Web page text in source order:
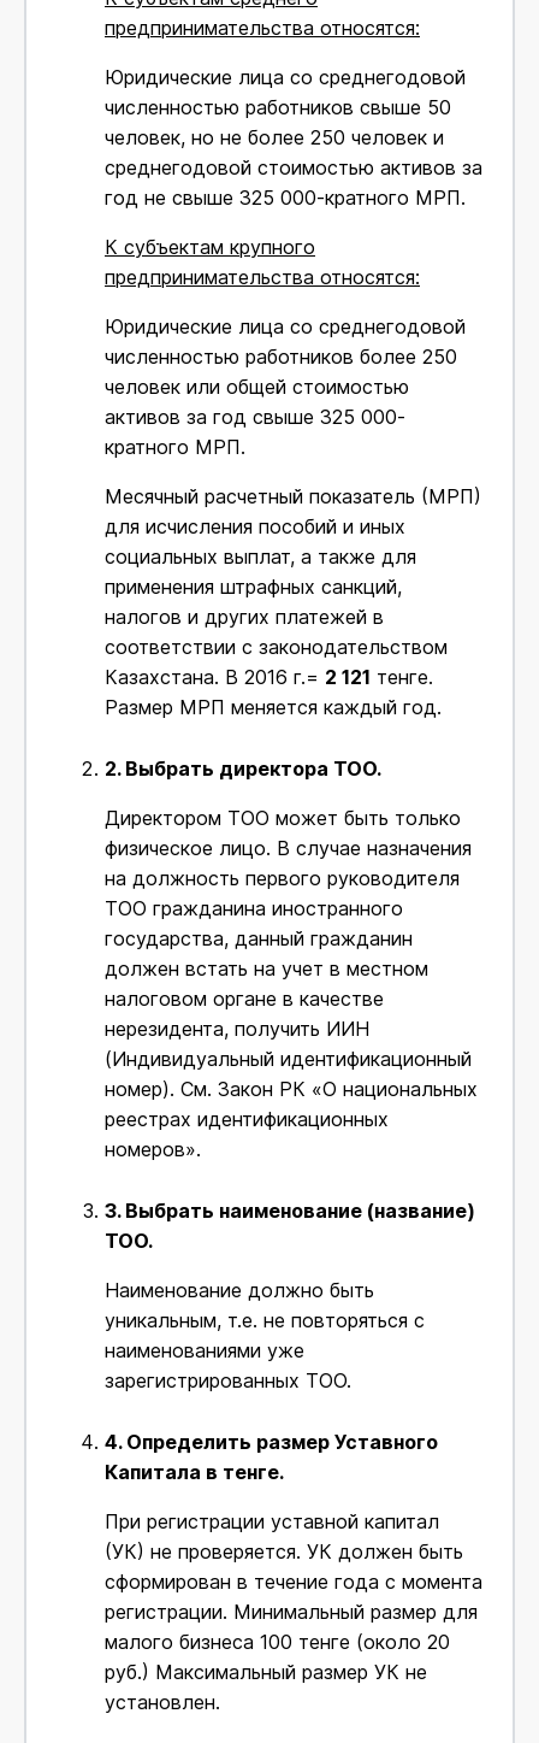
предпринимательства относятся:
Юридические лица со среднегодовой
численностью работников свыше 50
человек, но не более 250 человек и
среднегодовой стоимостью активов за
год не свыше 325 000-кратного МРП.
К субъектам крупного
предпринимательства относятся:
Юридические лица со среднегодовой
численностью работников более 250
человек или общей стоимостью
активов за год свыше 325 000-
кратного МРП.
Месячный расчетный показатель (МРП)
для исчисления пособий и иных
социальных выплат, а также для
применения штрафных санкций,
налогов и других платежей в
соответствии с законодательством
Казахстана. В 2016 г.= 2 121 тенге.
Размер МРП меняется каждый год.
2.Выбрать директора ТОО.
Директором ТОО может быть только
физическое лицо. В случае назначения
на должность первого руководителя
ТОО гражданина иностранного
государства, данный гражданин
должен встать на учет в местном
налоговом органе в качестве
нерезидента, получить ИИН
(Индивидуальный идентификационный
номер). См. Закон РК «О национальных
реестрах идентификационных
номеров».
3.Выбрать наименование (название)
ТОО.
Наименование должно быть
уникальным, т.е. не повторяться с
наименованиями уже
зарегистрированных ТОО.
4.Определить размер Уставного
Капитала в тенге.
При регистрации уставной капитал
(УК) не проверяется. УК должен быть
сформирован в течение года с момента
регистрации. Минимальный размер для
малого бизнеса 100 тенге (около 20
руб.) Максимальный размер УК не
установлен.